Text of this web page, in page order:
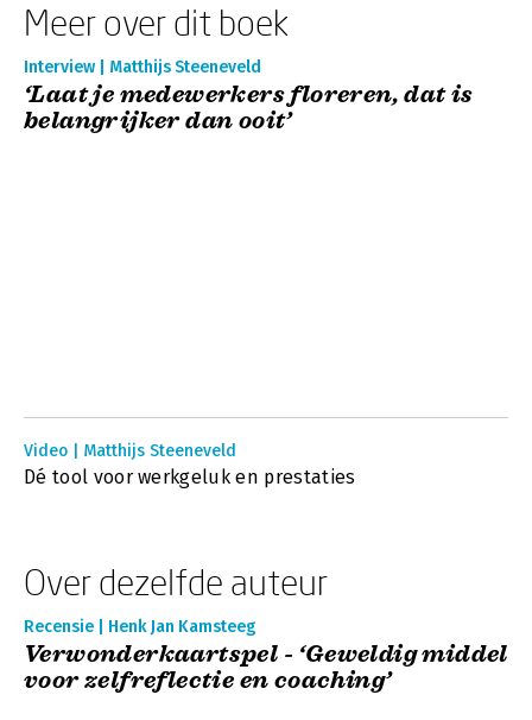
Meer over dit boek
Interview | Matthijs Steeneveld
‘Laat je medewerkers floreren, dat is
belangrijker dan ooit’
Video | Matthijs Steeneveld
Dé tool voor werkgeluk en prestaties
Over dezelfde auteur
Recensie | Henk Jan Kamsteeg
Verwonderkaartspel - ‘Geweldig middel
voor zelfreflectie en coaching’